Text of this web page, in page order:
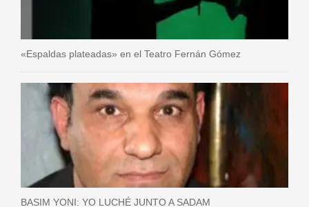
«Espaldas plateadas» en el Teatro Fernán Gómez
BASIM YONI: YO LUCHÉ JUNTO A SADAM